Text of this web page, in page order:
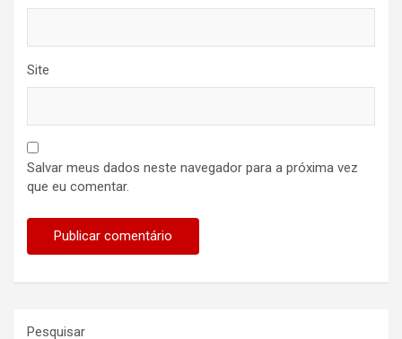
Site
Salvar meus dados neste navegador para a próxima vez
que eu comentar.
Pesquisar